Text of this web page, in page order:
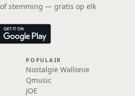
stemming — gratis op elk
POPULAIR
Nostalgie Wallonie
Qmusic
JOE